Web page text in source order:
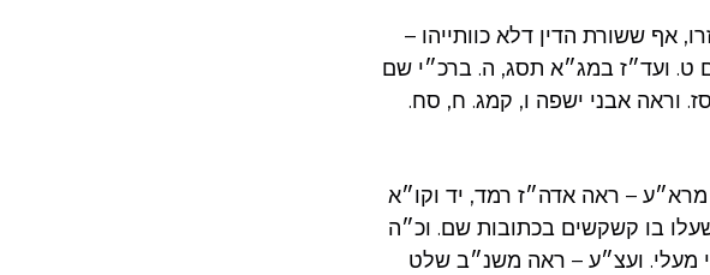
אף ששורת הדין דלא כוותייהו –
ועד״ז במג״א תסג, ה. ברכ״י שם
וראה אבני ישפה ו, קמג. ח, סח.
– ראה אדה״ז רמד, יד וקו״א
בו קשקשים בכתובות שם. וכ״ה
מעלי. ועצ״ע – ראה משנ״ב שלט